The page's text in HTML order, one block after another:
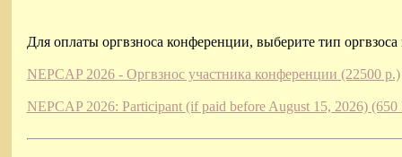
Для оплаты оргвзноса конференции, выберите тип
NEPCAP 2026 - Оргвзнос участника конференции (22500 р.)
NEPCAP 2026: Participant (if paid before August 15, 2026)